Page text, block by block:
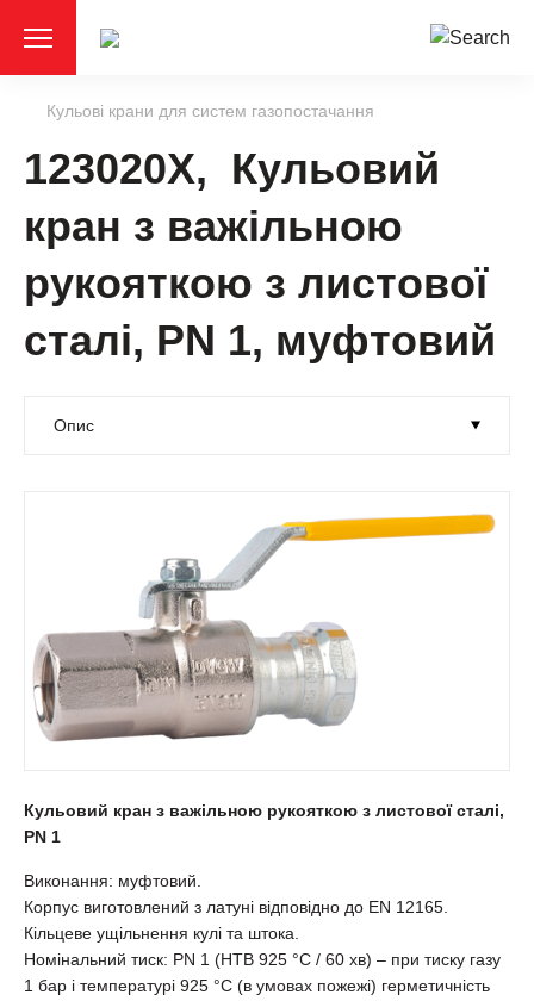
Кульові крани для систем газопостачання
123020X, Кульовий
кран з важільною
рукояткою з листової
сталі, PN 1, муфтовий
Кульовий кран з важільною рукояткою з листової сталі,
PN 1
Виконання: муфтовий.
Корпус виготовлений з латуні відповідно до EN 12165.
Кільцеве ущільнення кулі та штока.
Номінальний тиск: PN 1 (HTB 925 °С / 60 хв) – при тиску газу
1 бар і температурі 925 °С (в умовах пожежі) герметичність